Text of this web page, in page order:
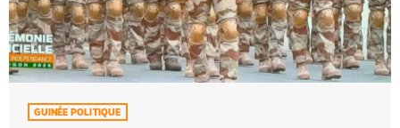
GUINÉE POLITIQUE